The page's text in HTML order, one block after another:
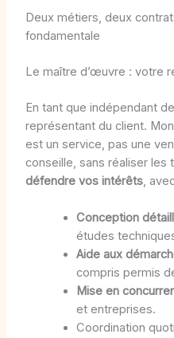
Deux métiers, deux
fondamentale
Le maître d’œuvre : votre
En tant que indépendant
représentant du client.
est un service, pas une
conseille, sans réaliser les
défendre vos intérêts,
Conception
études
Aide aux
compris permis
Mise en
et entreprises.
Coordination